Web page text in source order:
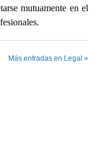
mutuamente en el
Más entradas en Legal »